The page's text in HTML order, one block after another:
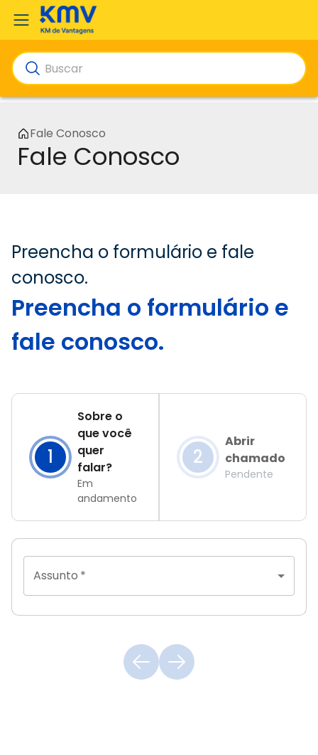
Fale Conosco
Fale Conosco
Preencha o formulário e fale
conosco.
Preencha o formulário e
fale conosco.
1
Sobre o
que você
quer
falar?
Em
andamento
2
Abrir
chamado
Pendente
Assunto *